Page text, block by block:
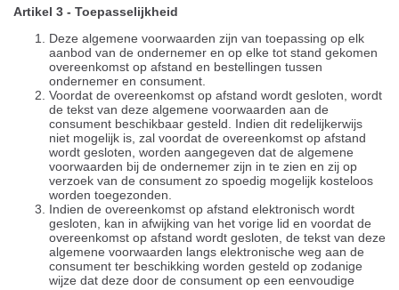
Artikel 3 - Toepasselijkheid
Deze algemene voorwaarden zijn van toepassing op elk
aanbod van de ondernemer en op elke tot stand gekomen
overeenkomst op afstand en bestellingen tussen
ondernemer en consument.
Voordat de overeenkomst op afstand wordt gesloten, wordt
de tekst van deze algemene voorwaarden aan de
consument beschikbaar gesteld. Indien dit redelijkerwijs
niet mogelijk is, zal voordat de overeenkomst op afstand
wordt gesloten, worden aangegeven dat de algemene
voorwaarden bij de ondernemer zijn in te zien en zij op
verzoek van de consument zo spoedig mogelijk kosteloos
worden toegezonden.
Indien de overeenkomst op afstand elektronisch wordt
gesloten, kan in afwijking van het vorige lid en voordat de
overeenkomst op afstand wordt gesloten, de tekst van deze
algemene voorwaarden langs elektronische weg aan de
consument ter beschikking worden gesteld op zodanige
wijze dat deze door de consument op een eenvoudige